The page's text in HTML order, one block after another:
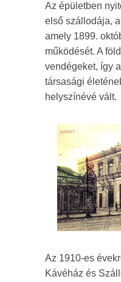
Az épületben
első szállodája,
amely 1899.
működését. A
vendégeket, így
társasági
helyszínévé vált.
Az 1910-es
Kávéház és